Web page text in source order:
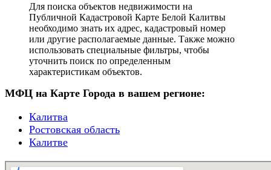
Для поиска объектов недвижимости на
Публичной Кадастровой Карте Белой Калитвы
необходимо знать их адрес, кадастровый номер
или другие располагаемые данные. Также можно
использовать специальные фильтры, чтобы
уточнить поиск по определенным
характеристикам объектов.
МФЦ на Карте Города в вашем регионе:
Калитва
Ростовская область
Калитве